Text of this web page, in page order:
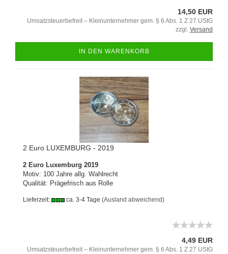
14,50 EUR
Umsatzsteuerbefreit – Kleinunternehmer gem. § 6 Abs. 1 Z 27 UStG
zzgl. Versand
IN DEN WARENKORB
2 Euro LUXEMBURG - 2019
2 Euro Luxemburg 2019
Motiv: 100 Jahre allg. Wahlrecht
Qualität: Prägefrisch aus Rolle
Lieferzeit: ca. 3-4 Tage (Ausland abweichend)
4,49 EUR
Umsatzsteuerbefreit – Kleinunternehmer gem. § 6 Abs. 1 Z 27 UStG